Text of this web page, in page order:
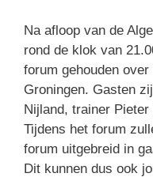
Na afloop van de
rond de klok van
forum gehouden
Groningen. Gasten
Nijland, trainer
Tijdens het forum
forum uitgebreid in
Dit kunnen dus ook